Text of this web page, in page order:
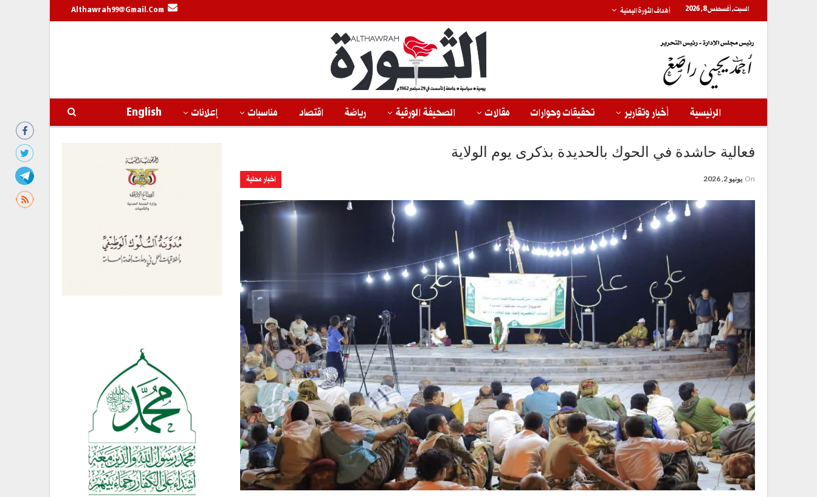
السبت, أغسطس 8, 2026 أهداف الثورة اليمنية Althawrah99@gmail.com
الرئيسية أخبار وتقارير تحقيقات وحوارات مقالات الصحيفة الورقية رياضة اقتصاد مناسبات إعلانات English
فعالية حاشدة في الحوك بالحديدة بذكرى يوم الولاية
اخبار محلية On يونيو 2, 2026